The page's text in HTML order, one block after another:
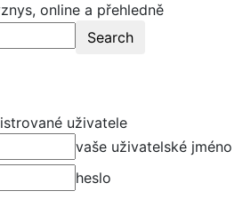
online a přehledně
uživatele
vaše uživatelské jméno
heslo